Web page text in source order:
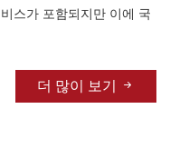
스가 포함되지만 이에 국
더 많이 보기